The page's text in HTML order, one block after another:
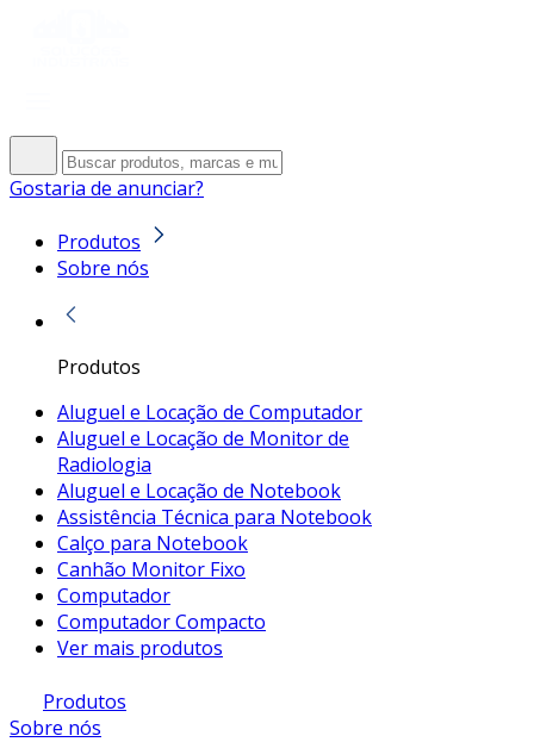
Gostaria de anunciar?
Produtos
Sobre nós
Produtos
Aluguel e Locação de Computador
Aluguel e Locação de Monitor de
Radiologia
Aluguel e Locação de Notebook
Assistência Técnica para Notebook
Calço para Notebook
Canhão Monitor Fixo
Computador
Computador Compacto
Ver mais produtos
Produtos
Sobre nós